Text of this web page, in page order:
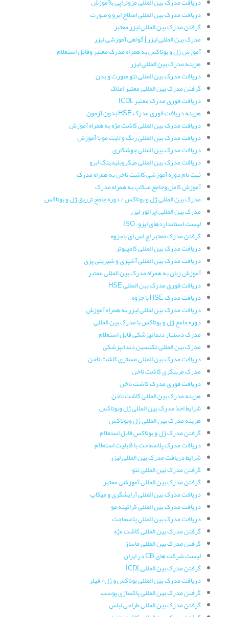
دریافت مدرک بین المللی اصلاح ابرو و صورت
گرفتن مدرک بین المللی لیزر معتبر
مدرک بین المللی لیزر | گواهی آموزشی لیزر
آموزش ژل و بوتاکس به همراه مدرک معتبر وقابل استعلام
هزینه مدرک بین المللی لیزر
دریافت مدرک بین المللی تتو صورت و بدن
گرفتن مدرک بین المللی معتبر املاک
دریافت فوری مدرک معتبر ICDL
هزینه دریافت فوری مدرک HSE بدون آزمون
دریافت مدرک بین المللی کاشت مژه به همراه آموزش
دریافت مدرک بین المللی رنگ و لایت مو با آموزش
دریافت مدرک بین المللی جوشکاری
دریافت مدرک بین المللی میکروبلیدینگ ابرو
ثبت نام دوره آموزشی کاشت ناخن به همراه مدرک
آموزش کامل وجامع میکاپ به همراه مدرک
مدرک بین المللی ژل و بوتاکس / دوره جامع تزریق ژل و بوتاکس
مدرک بین المللی اپراتور لیزر
لیست استانداردهای ایزو – ISO
گرفتن مدرک معتبر اچ اس ای باجزوه
دریافت مدرک بین المللی کامپیوتر
دریافت مدرک بین المللی آشپزی و شیرینی پزی
آموزش زبان به همراه مدرک بین المللی معتبر
دریافت فوری مدرک بین المللی HSE
دریافت مدرک HSE با جزوه
دریافت مدرک بین لمللی لیزر به همراه آموزش
دوره جامع ژل و بوتاکس با مدرک بین المللی
مدرک دستیار دندانپزشکی قابل استعلام
مدرک بین المللی تکنسین دندانپزشکی
دریافت مدرک بین المللی مستری کاشت ناخن
مدرک مربیگری کاشت ناخن
دریافت فوری مدرک کاشت ناخن
هزینه مدرک بین المللی کاشت ناخن
شرایط اخذ مدرک بین المللی ژل وبوتاکس
هزینه مدرک بین المللی ژل وبوتاکس
گرفتن مدرک ژل و بوتاکس قابل استعلام
دریافت مدرک پلاسماجت با قابلیت استعلام
شرایط دریافت مدرک بین المللی لیزر
گرفتن مدرک بین المللی تتو
گرفتن مدرک بین المللی آموزشی معتبر
دریافت مدرک بین المللی آرایشگری و میکاپ
دریافت مدرک بین المللی کراتینه مو
دریافت مدرک بین المللی پلاسماجت
گرفتن مدرک بین المللی کاشت مژه
گرفتن مدرک بین المللی ماساژ
لیست شرکت های CB در ایران
گرفتن مدرک بین المللیICDL
دریافت مدرک بین المللی بوتاکس و ژل/ فیلر
گرفتن مدرک بین المللی پاکسازی پوست
گرفتن مدرک بین المللی طراحی لباس